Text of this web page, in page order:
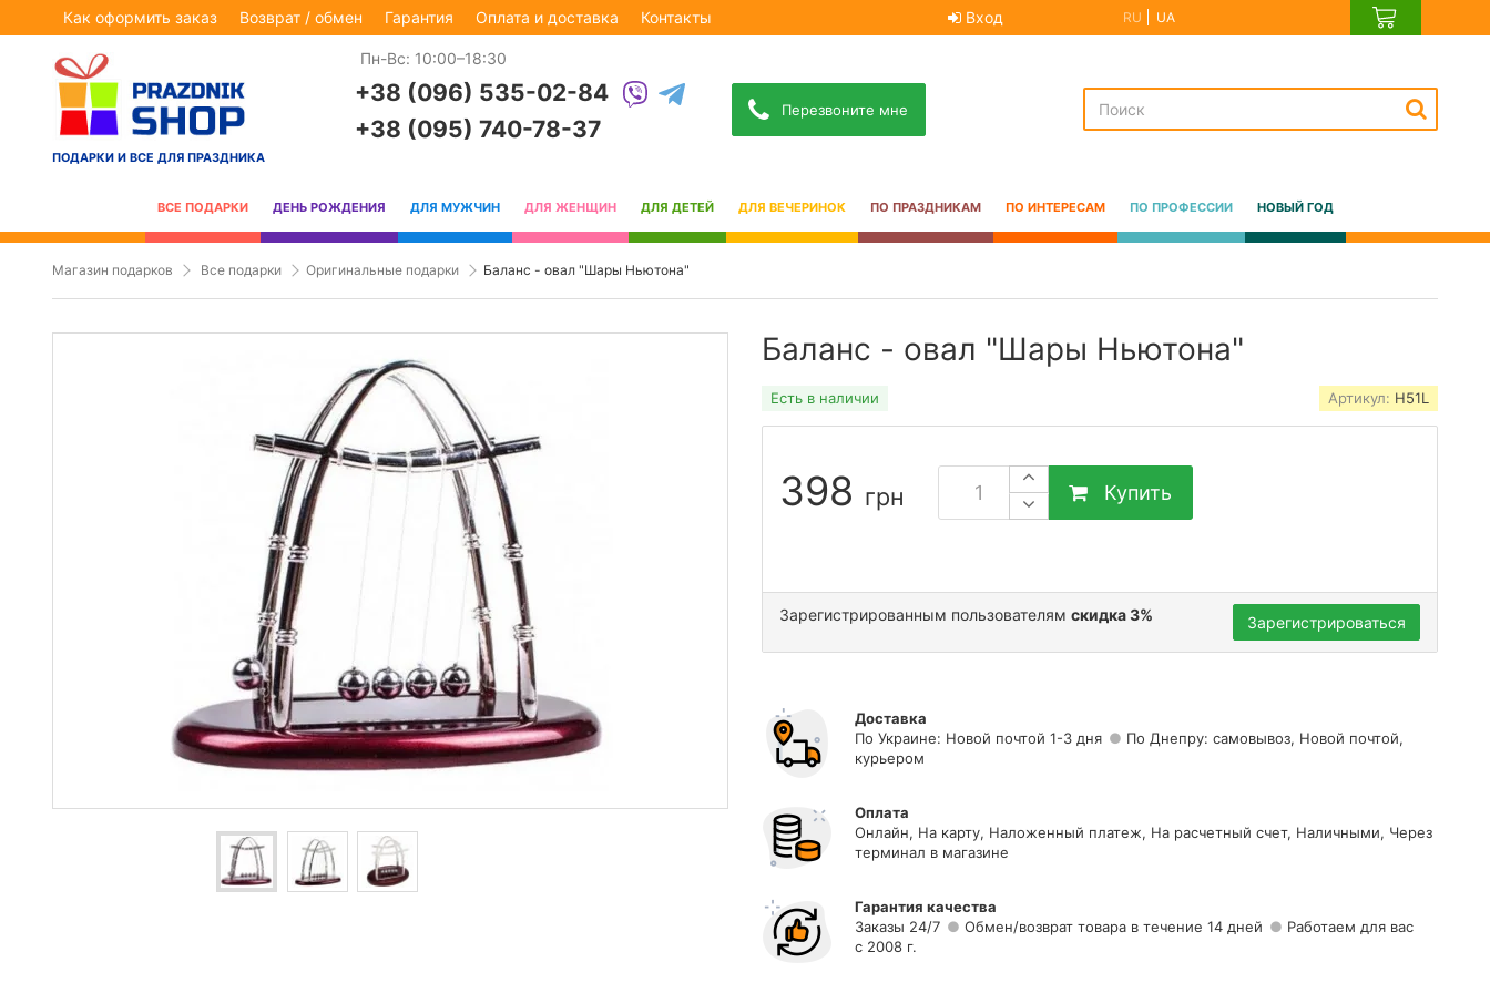
Как оформить заказ Возврат / обмен Гарантия Оплата и доставка Контакты Вход RU UA
ПОДАРКИ И ВСЕ ДЛЯ ПРАЗДНИКА
Пн-Вс: 10:00–18:30
+38 (096) 535-02-84
+38 (095) 740-78-37
Перезвоните мне
ВСЕ ПОДАРКИ ДЕНЬ РОЖДЕНИЯ ДЛЯ МУЖЧИН ДЛЯ ЖЕНЩИН ДЛЯ ДЕТЕЙ ДЛЯ ВЕЧЕРИНОК ПО ПРАЗДНИКАМ ПО ИНТЕРЕСАМ ПО ПРОФЕССИИ НОВЫЙ ГОД
Магазин подарков Все подарки Оригинальные подарки Баланс - овал "Шары Ньютона"
Баланс - овал "Шары Ньютона"
Есть в наличии Артикул: H51L
398 грн Купить
Зарегистрированным пользователям скидка 3% Зарегистрироваться
Доставка
По Украине: Новой почтой 1-3 дня
По Днепру: самовывоз, Новой почтой,
курьером
Оплата
Онлайн, На карту, Наложенный платеж, На расчетный счет, Наличными, Через
терминал в магазине
Гарантия качества
Заказы 24/7
Обмен/возврат товара в течение 14 дней
Работаем для вас
с 2008 г.